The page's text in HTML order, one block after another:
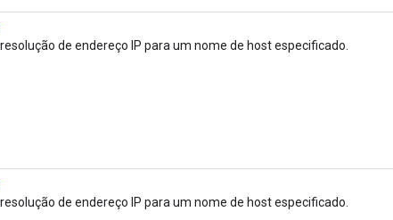
de endereço IP para um nome de host especificado.
de endereço IP para um nome de host especificado.